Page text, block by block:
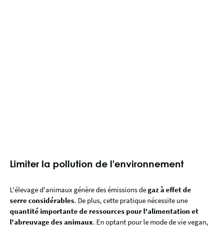
Limiter la pollution de l'environnement
L'élevage d'animaux génère des émissions degaz à effet de
serre considérables. De plus, cette pratique nécessite une
quantité importante de ressources pour l'alimentation et
l'abreuvage des animaux. En optant pour le mode de vie vegan,